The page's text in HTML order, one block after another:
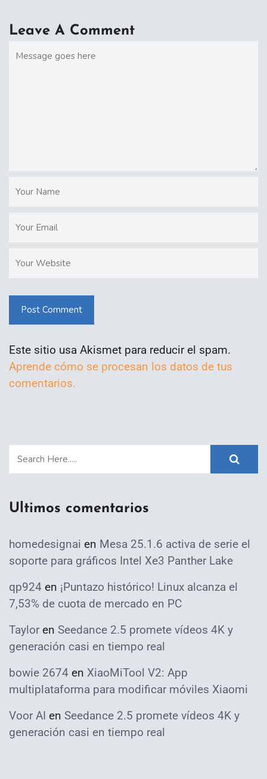
Leave A Comment
Post Comment
Este sitio usa Akismet para reducir el spam.
Aprende cómo se procesan los datos de tus
comentarios.
Ultimos comentarios
homedesignai en Mesa 25.1.6 activa de serie el
soporte para gráficos Intel Xe3 Panther Lake
qp924 en ¡Puntazo histórico! Linux alcanza el
7,53% de cuota de mercado en PC
Taylor en Seedance 2.5 promete vídeos 4K y
generación casi en tiempo real
bowie 2674 en XiaoMiTool V2: App
multiplataforma para modificar móviles Xiaomi
Voor AI en Seedance 2.5 promete vídeos 4K y
generación casi en tiempo real